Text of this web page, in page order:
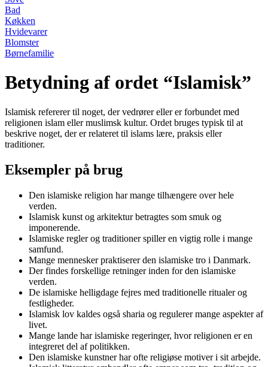
Bad
Køkken
Hvidevarer
Blomster
Børnefamilie
Betydning af ordet “Islamisk”
Islamisk refererer til noget, der vedrører eller er forbundet med
religionen islam eller muslimsk kultur. Ordet bruges typisk til at
beskrive noget, der er relateret til islams lære, praksis eller
traditioner.
Eksempler på brug
Den islamiske religion har mange tilhængere over hele
verden.
Islamisk kunst og arkitektur betragtes som smuk og
imponerende.
Islamiske regler og traditioner spiller en vigtig rolle i mange
samfund.
Mange mennesker praktiserer den islamiske tro i Danmark.
Der findes forskellige retninger inden for den islamiske
verden.
De islamiske helligdage fejres med traditionelle ritualer og
festligheder.
Islamisk lov kaldes også sharia og regulerer mange aspekter af
livet.
Mange lande har islamiske regeringer, hvor religionen er en
integreret del af politikken.
Den islamiske kunstner har ofte religiøse motiver i sit arbejde.